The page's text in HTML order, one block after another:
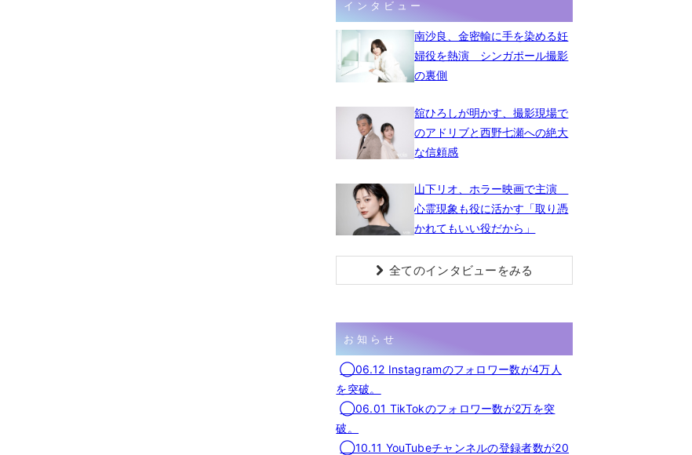
インタビュー
南沙良、金密輸に手を染める妊
婦役を熱演 シンガポール撮影
の裏側
舘ひろしが明かす、撮影現場で
のアドリブと西野七瀬への絶大
な信頼感
山下リオ、ホラー映画で主演
心霊現象も役に活かす「取り憑
かれてもいい役だから」
全てのインタビューをみる
お知らせ
◯06.12 Instagramのフォロワー数が4万人
を突破。
◯06.01 TikTokのフォロワー数が2万を突
破。
◯10.11 YouTubeチャンネルの登録者数が20